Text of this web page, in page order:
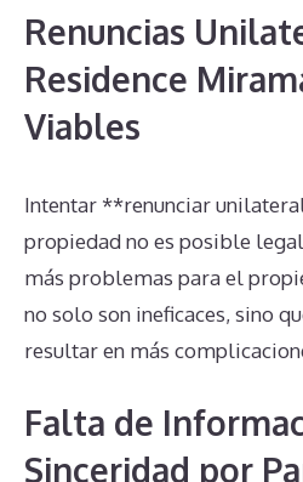
Renuncias
Residence
Viables
Intentar **renunciar
propiedad no es posible
más problemas para el
no solo son ineficaces, sino
resultar en más
Falta de
Sinceridad por